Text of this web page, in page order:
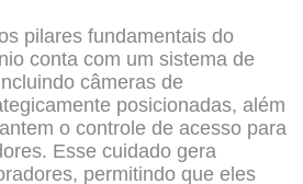
pilares fundamentais do
conta com um sistema de
câmeras de
posicionadas, além
o controle de acesso para
Esse cuidado gera
permitindo que eles